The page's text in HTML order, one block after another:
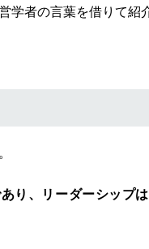
者の言葉を借りて紹
り、リーダーシップ